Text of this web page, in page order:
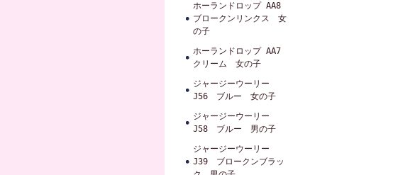
ホーランドロップ AA8
ブロークンリンクス 女
の子
ホーランドロップ AA7
クリーム 女の子
ジャージーウーリー
J56 ブルー 女の子
ジャージーウーリー
J58 ブルー 男の子
ジャージーウーリー
J39 ブロークンブラッ